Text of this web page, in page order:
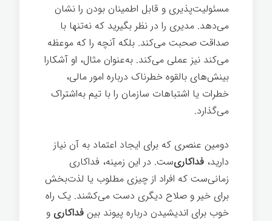
مسئولیت‌پذیری و قابل اطمینان بودن را نشان
می‌دهد. مدیری را در نظر بگیرید که نه‌تنها با
صداقت صحبت می‌کند. بلکه آنچه را که موعظه
می‌کند نیز عملی می‌کند. به‌عنوان مثال، او آشکارا
بینش‌های بالقوه خطرناک درباره امور مالی،
خطرات یا اشتباهات سازمان را با تیم به‌اشتراک
می‌گذارد.
دومین عنصری که برای ایجاد اعتماد به آن نیاز
دارید، فداکاری‌ست. در این زمینه، فداکاری
زمانی‌ست که افراد از چیزی مطلوب یا لذت‌بخش
برای خیر و صلاح دیگری دست می‌کشند. یک راه
خوب برای اندیشیدن درباره پیوند بین فداکاری و